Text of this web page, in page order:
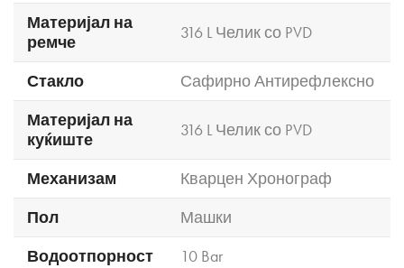
Материјал на
ремче
316 L Челик со PVD
Стакло
Сафирно Антирефлексно
Материјал на
куќиште
316 L Челик со PVD
Механизам
Кварцен Хронограф
Пол
Машки
Водоотпорност
10 Bar